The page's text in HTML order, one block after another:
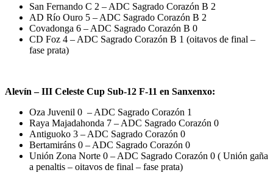
San Fernando C 2 – ADC Sagrado Corazón B 2
AD Río Ouro 5 – ADC Sagrado Corazón B 2
Covadonga 6 – ADC Sagrado Corazón B 0
CD Foz 4 – ADC Sagrado Corazón B 1 (oitavos de final –
fase prata)
Alevín – III Celeste Cup Sub-12 F-11 en Sanxenxo:
Oza Juvenil 0 – ADC Sagrado Corazón 1
Raya Majadahonda 7 – ADC Sagrado Corazón 0
Antiguoko 3 – ADC Sagrado Corazón 0
Bertamiráns 0 – ADC Sagrado Corazón 0
Unión Zona Norte 0 – ADC Sagrado Corazón 0 ( Unión gaña
a penaltis – oitavos de final – fase prata)